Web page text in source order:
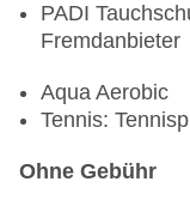
PADI
Fremdanbieter
Aqua Aerobic
Tennis:
Ohne Gebühr